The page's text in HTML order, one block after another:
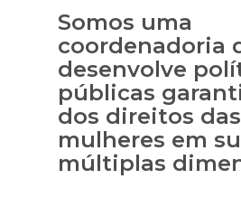
Somos uma
coordenadoria
desenvolve
públicas
dos direitos das
mulheres em
múltiplas